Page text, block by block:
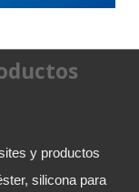
y productos
silicona para